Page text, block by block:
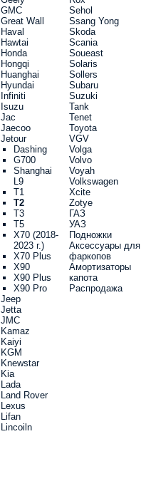
GMC
Great Wall
Haval
Hawtai
Honda
Hongqi
Huanghai
Hyundai
Infiniti
Isuzu
Jac
Jaecoo
Jetour
Dashing
G700
Shanghai
L9
T1
T2
T3
T5
X70 (2018-
2023 г.)
X70 Plus
X90
X90 Plus
X90 Pro
Jeep
Jetta
JMC
Kamaz
Kaiyi
KGM
Knewstar
Kia
Lada
Land Rover
Lexus
Lifan
Lincoiln
Sehol
Ssang Yong
Skoda
Scania
Soueast
Solaris
Sollers
Subaru
Suzuki
Tank
Tenet
Toyota
VGV
Volga
Volvo
Voyah
Volkswagen
Xcite
Zotye
ГАЗ
УАЗ
Подножки
Аксессуары для
фаркопов
Амортизаторы
капота
Распродажа